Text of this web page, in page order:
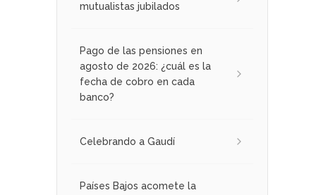
mutualistas jubilados
Pago de las pensiones en
agosto de 2026: ¿cuál es la
fecha de cobro en cada
banco?
Celebrando a Gaudí
Países Bajos acomete la